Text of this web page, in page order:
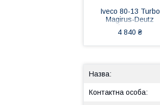
Iveco 80-13 Turbo
Magirus-Deutz
лобове скло,
триплекс
4 840 ₴